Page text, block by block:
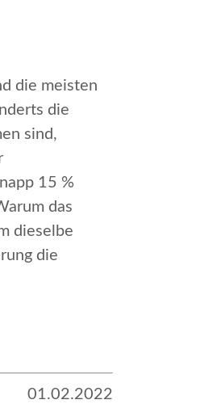
die meisten
die
sind,
15 %
das
dieselbe
die
01.02.2022